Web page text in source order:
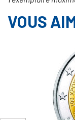
VOUS